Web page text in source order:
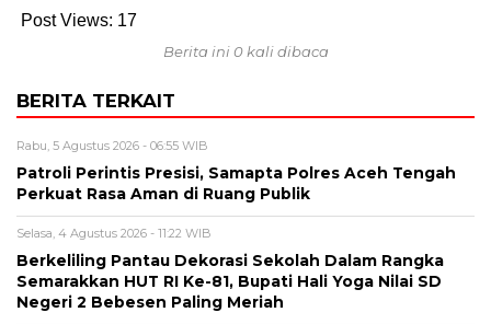
Post Views: 17
Berita ini 0 kali dibaca
BERITA TERKAIT
Rabu, 5 Agustus 2026 - 06:55 WIB
Patroli Perintis Presisi, Samapta Polres Aceh Tengah
Perkuat Rasa Aman di Ruang Publik
Selasa, 4 Agustus 2026 - 11:22 WIB
Berkeliling Pantau Dekorasi Sekolah Dalam Rangka
Semarakkan HUT RI Ke-81, Bupati Hali Yoga Nilai SD
Negeri 2 Bebesen Paling Meriah